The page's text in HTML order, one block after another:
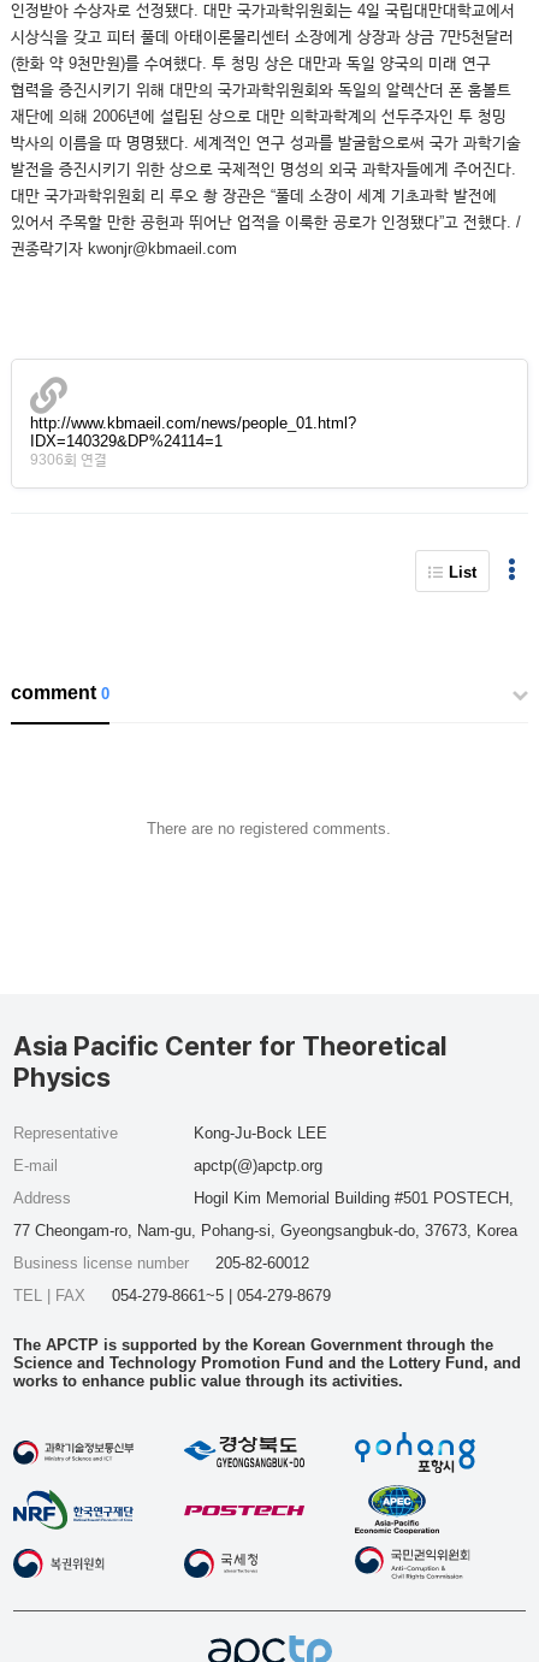
인정받아 수상자로 선정됐다. 대만 국가과학위원회는 4일 국립대만대학교에서
시상식을 갖고 피터 풀데 아태이론물리센터 소장에게 상장과 상금 7만5천달러
(한화 약 9천만원)를 수여했다. 투 청밍 상은 대만과 독일 양국의 미래 연구
협력을 증진시키기 위해 대만의 국가과학위원회와 독일의 알렉산더 폰 훔볼트
재단에 의해 2006년에 설립된 상으로 대만 의학과학계의 선두주자인 투 청밍
박사의 이름을 따 명명됐다. 세계적인 연구 성과를 발굴함으로써 국가 과학기술
발전을 증진시키기 위한 상으로 국제적인 명성의 외국 과학자들에게 주어진다.
대만 국가과학위원회 리 루오 촹 장관은 “풀데 소장이 세계 기초과학 발전에
있어서 주목할 만한 공헌과 뛰어난 업적을 이룩한 공로가 인정됐다”고 전했다. /
권종락기자 kwonjr@kbmaeil.com
http://www.kbmaeil.com/news/people_01.html?
IDX=140329&DP%24114=1
9306회 연결
List
comment0
There are no registered comments.
Asia Pacific Center for Theoretical
Physics
Representative
Kong-Ju-Bock LEE
E-mail
apctp(@)apctp.org
Address
Hogil Kim Memorial Building #501 POSTECH,
77 Cheongam-ro, Nam-gu, Pohang-si, Gyeongsangbuk-do, 37673, Korea
Business license number
205-82-60012
TEL | FAX
054-279-8661~5 | 054-279-8679
The APCTP is supported by the Korean Government through the
Science and Technology Promotion Fund and the Lottery Fund, and
works to enhance public value through its activities.